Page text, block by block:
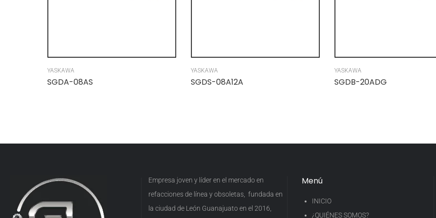
YASKAWA
SGDA-08AS
YASKAWA
SGDS-08A12A
YASKAWA
SGDB-20ADG
Empresa joven y líder en el mercado en
refacciones de línea y obsoletas, fundada en
la ciudad de León Guanajuato en el 2016,
Menú
INICIO
¿QUIÉNES SOMOS?